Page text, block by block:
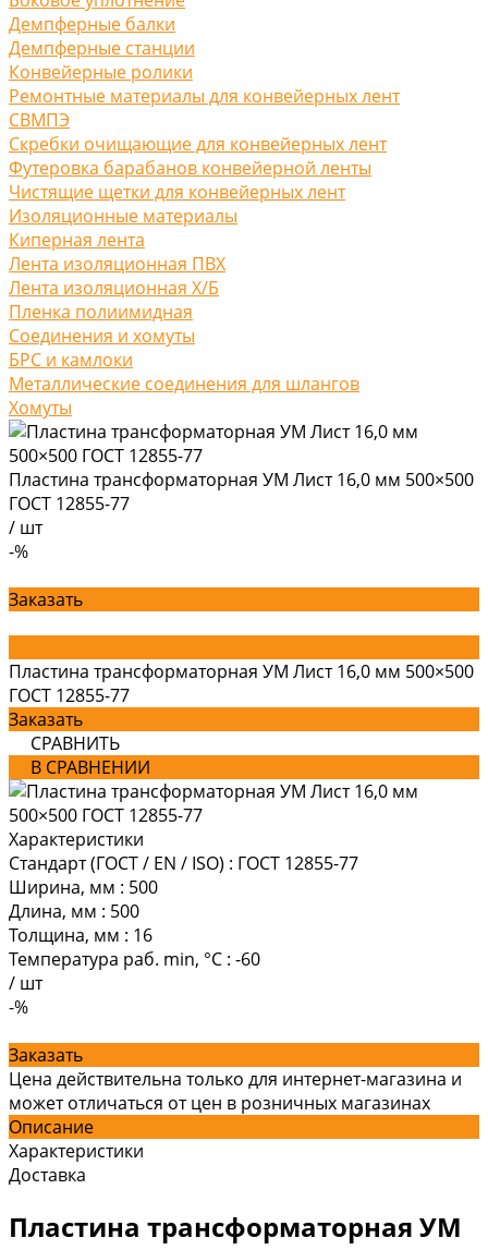
Демпферные балки
Демпферные станции
Конвейерные ролики
Ремонтные материалы для конвейерных лент
СВМПЭ
Скребки очищающие для конвейерных лент
Футеровка барабанов конвейерной ленты
Чистящие щетки для конвейерных лент
Изоляционные материалы
Киперная лента
Лента изоляционная ПВХ
Лента изоляционная Х/Б
Пленка полиимидная
Соединения и хомуты
БРС и камлоки
Металлические соединения для шлангов
Хомуты
Пластина трансформаторная УМ Лист 16,0 мм 500×500
ГОСТ 12855-77
/ шт
-%
Заказать
Пластина трансформаторная УМ Лист 16,0 мм 500×500
ГОСТ 12855-77
Заказать
СРАВНИТЬ
В СРАВНЕНИИ
Характеристики
Стандарт (ГОСТ / EN / ISO) : ГОСТ 12855-77
Ширина, мм : 500
Длина, мм : 500
Толщина, мм : 16
Температура раб. min, °C : -60
/ шт
-%
Заказать
Цена действительна только для интернет-магазина и
может отличаться от цен в розничных магазинах
Описание
Характеристики
Доставка
Пластина трансформаторная УМ